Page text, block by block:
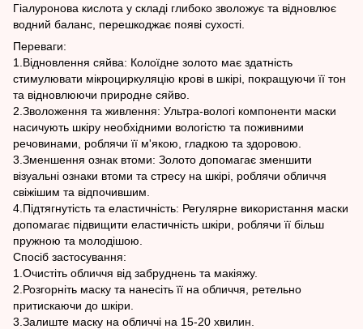
Гіалуронова кислота у складі глибоко зволожує та відновлює
водний баланс, перешкоджає появі сухості.
Переваги:
1.Відновлення сяйва: Колоїдне золото має здатність
стимулювати мікроциркуляцію крові в шкірі, покращуючи її тон
та відновлюючи природне сяйво.
2.Зволоження та живлення: Ультра-вологі компоненти маски
насичують шкіру необхідними вологістю та поживними
речовинами, роблячи її м'якою, гладкою та здоровою.
3.Зменшення ознак втоми: Золото допомагає зменшити
візуальні ознаки втоми та стресу на шкірі, роблячи обличчя
свіжішим та відпочившим.
4.Підтягнутість та еластичність: Регулярне використання маски
допомагає підвищити еластичність шкіри, роблячи її більш
пружною та молодішою.
Спосіб застосування:
1.Очистіть обличчя від забруднень та макіяжу.
2.Розгорніть маску та нанесіть її на обличчя, ретельно
притискаючи до шкіри.
3.Залиште маску на обличчі на 15-20 хвилин.